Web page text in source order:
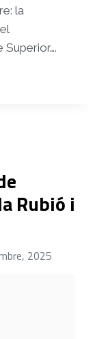
la
Rubió i
2025